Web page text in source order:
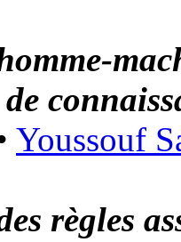
Youssouf
règles